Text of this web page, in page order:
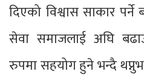
दिएको विश्वास साकार
सेवा समाजलाई अघि
रुपमा सहयोग हुने भन्दै